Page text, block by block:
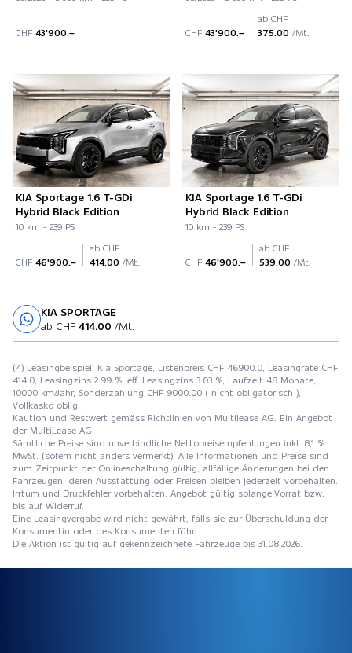
CHF 43'900.– CHF 43'900.–
ab CHF
375.00 /Mt.
KIA Sportage 1.6 T-GDi
Hybrid Black Edition
10 km - 239 PS
CHF 46'900.–
ab CHF
414.00 /Mt.
KIA Sportage 1.6 T-GDi
Hybrid Black Edition
10 km - 239 PS
CHF 46'900.–
ab CHF
539.00 /Mt.
KIA SPORTAGE
ab CHF 414.00 /Mt.
(4) Leasingbeispiel: Kia Sportage, Listenpreis CHF 46900.0, Leasingrate CHF
414.0, Leasingzins 2.99 %, eff. Leasingzins 3.03 %, Laufzeit 48 Monate,
10000 km/Jahr, Sonderzahlung CHF 9000.00 ( nicht obligatorisch ),
Vollkasko oblig.
Kaution und Restwert gemäss Richtlinien von Multilease AG. Ein Angebot
der MultiLease AG.
Sämtliche Preise sind unverbindliche Nettopreisempfehlungen inkl. 8,1 %
MwSt. (sofern nicht anders vermerkt). Alle Informationen und Preise sind
zum Zeitpunkt der Onlineschaltung gültig, allfällige Änderungen bei den
Fahrzeugen, deren Ausstattung oder Preisen bleiben jederzeit vorbehalten.
Irrtum und Druckfehler vorbehalten. Angebot gültig solange Vorrat bzw.
bis auf Widerruf.
Eine Leasingvergabe wird nicht gewährt, falls sie zur Überschuldung der
Konsumentin oder des Konsumenten führt.
Die Aktion ist gültig auf gekennzeichnete Fahrzeuge bis 31.08.2026.